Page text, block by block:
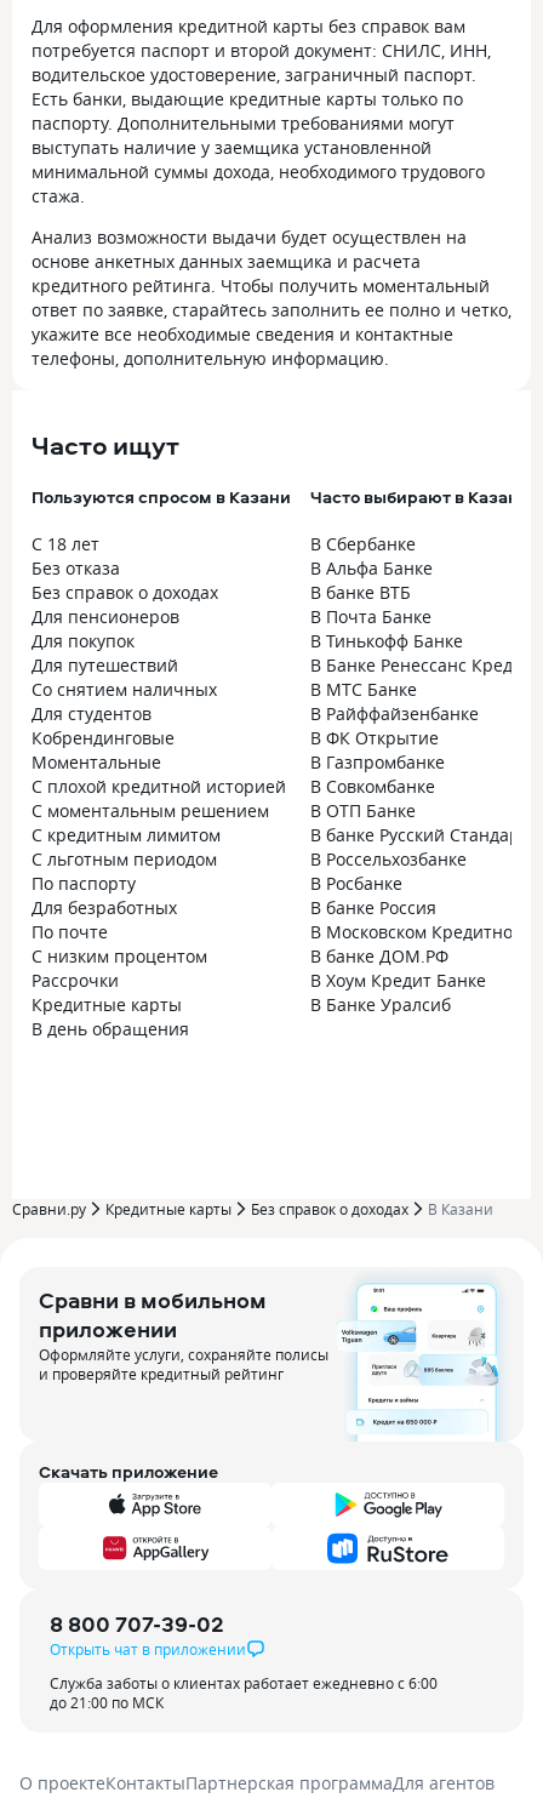
Для оформления кредитной карты без справок вам
потребуется паспорт и второй документ: СНИЛС, ИНН,
водительское удостоверение, заграничный паспорт.
Есть банки, выдающие кредитные карты только по
паспорту. Дополнительными требованиями могут
выступать наличие у заемщика установленной
минимальной суммы дохода, необходимого трудового
стажа.
Анализ возможности выдачи будет осуществлен на
основе анкетных данных заемщика и расчета
кредитного рейтинга. Чтобы получить моментальный
ответ по заявке, старайтесь заполнить ее полно и четко,
укажите все необходимые сведения и контактные
телефоны, дополнительную информацию.
Часто ищут
Пользуются спросом в Казани
С 18 лет
Без отказа
Без справок о доходах
Для пенсионеров
Для покупок
Для путешествий
Со снятием наличных
Для студентов
Кобрендинговые
Моментальные
С плохой кредитной историей
С моментальным решением
С кредитным лимитом
С льготным периодом
По паспорту
Для безработных
По почте
С низким процентом
Рассрочки
Кредитные карты
В день обращения
Часто выбирают в Казани
В Сбербанке
В Альфа Банке
В банке ВТБ
В Почта Банке
В Тинькофф Банке
В Банке Ренессанс Кредит
В МТС Банке
В Райффайзенбанке
В ФК Открытие
В Газпромбанке
В Совкомбанке
В ОТП Банке
В банке Русский Стандарт
В Россельхозбанке
В Росбанке
В банке Россия
В Московском Кредитном
В банке ДОМ.РФ
В Хоум Кредит Банке
В Банке Уралсиб
Сравни.ру Кредитные карты Без справок о доходах В Казани
Сравни в мобильном
приложении
Оформляйте услуги, сохраняйте полисы
и проверяйте кредитный рейтинг
Скачать приложение
8 800 707-39-02
Открыть чат в приложении
Служба заботы о клиентах работает ежедневно с 6:00
до 21:00 по МСК
О проектеКонтактыПартнерская программаДля агентов